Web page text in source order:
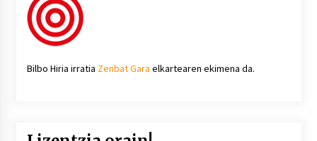
Bilbo Hiria irratia Zenbat Gara elkartearen ekimena da.